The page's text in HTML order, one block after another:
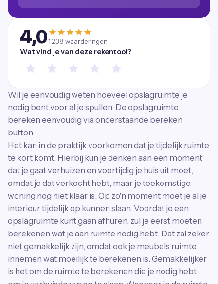
4,01.238 waarderingen
Wat vind je van deze rekentool?
Wil je eenvoudig weten hoeveel opslagruimte je
nodig bent voor al je spullen. De opslagruimte
bereken eenvoudig via onderstaande bereken
button.
Het kan in de praktijk voorkomen dat je tijdelijk ruimte
te kort komt. Hierbij kun je denken aan een moment
dat je gaat verhuizen en voortijdig je huis uit moet,
omdat je dat verkocht hebt, maar je toekomstige
woning nog niet klaar is. Op zo'n moment moet je al je
interieur tijdelijk op kunnen slaan. Voordat je een
opslagruimte kunt gaan afhuren, zul je eerst moeten
berekenen wat je aan ruimte nodig hebt. Dat zal zeker
niet gemakkelijk zijn, omdat ook je meubels ruimte
innemen wat moeilijk te berekenen is. Gemakkelijker
is het om de ruimte te berekenen die je nodig hebt